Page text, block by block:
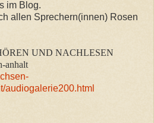
im Blog.
allen Sprechern(innen) Rosen
UND NACHLESEN
anhalt
audiogalerie200.html